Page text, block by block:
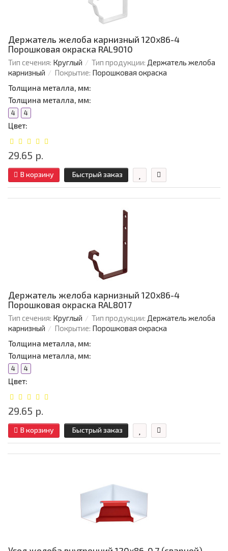
Держатель желоба карнизный 120х86-4
Порошковая окраска RAL9010
Тип сечения: Круглый Тип продукции: Держатель желоба
карнизный
Покрытие: Порошковая окраска
Толщина металла, мм:
Толщина металла, мм:
4 4
Цвет:
29.65 р.
В корзину Быстрый заказ
Держатель желоба карнизный 120х86-4
Порошковая окраска RAL8017
Тип сечения: Круглый Тип продукции: Держатель желоба
карнизный
Покрытие: Порошковая окраска
Толщина металла, мм:
Толщина металла, мм:
4 4
Цвет:
29.65 р.
В корзину Быстрый заказ